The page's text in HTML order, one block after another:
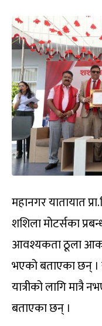
महानगर यातायात
शशिला मोटर्सका
आवश्यकता ठूला
भएको बताएका छन्
यात्रीको लागि
बताएका छन् ।